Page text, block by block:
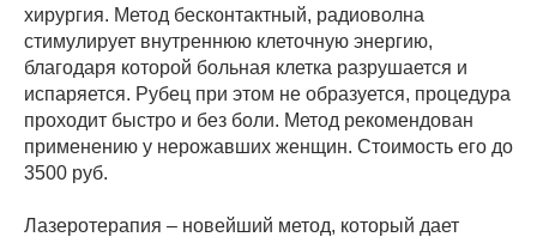
хирургия. Метод бесконтактный, радиоволна
стимулирует внутреннюю клеточную энергию,
благодаря которой больная клетка разрушается и
испаряется. Рубец при этом не образуется, процедура
проходит быстро и без боли. Метод рекомендован
применению у нерожавших женщин. Стоимость его до
3500 руб.
Лазеротерапия – новейший метод, который дает